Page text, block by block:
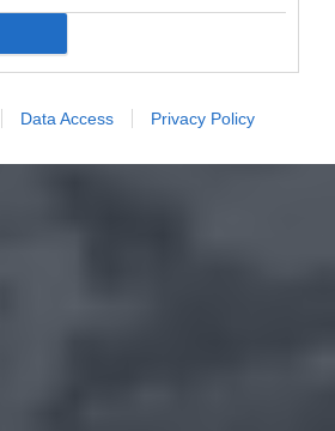
Data Access Privacy Policy